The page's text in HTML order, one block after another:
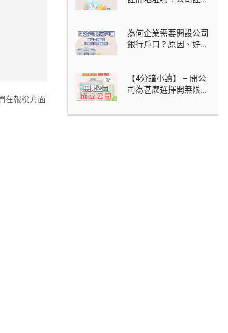
在報稅方面
為何企業需要開設公司
銀行戶口？原因、好
【4分鐘小讀】 – 開公
司為甚麽選擇開無限公